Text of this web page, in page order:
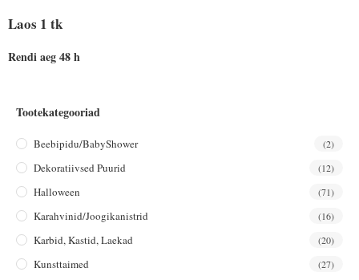
Laos 1 tk
Rendi aeg 48 h
Tootekategooriad
Beebipidu/BabyShower (2)
Dekoratiivsed Puurid (12)
Halloween (71)
Karahvinid/joogikanistrid (16)
Karbid, Kastid, Laekad (20)
Kunsttaimed (27)